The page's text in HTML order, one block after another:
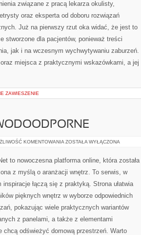
związane z pracą lekarza okulisty,
oraz eksperta od doboru rozwiązań
Już na pierwszy rzut oka widać, że jest to
stworzone dla pacjentów, ponieważ treści
jak i na wczesnym wychwytywaniu zaburzeń.
miejsca z praktycznymi wskazówkami, a jej
ZAWIESZENIE
KOMENTOWANIA PANELE
WODOODPORNE
ZOSTAŁA WYŁĄCZONA
to nowoczesna platforma online, która została
z myślą o aranżacji wnętrz. To serwis, w
inspiracje łączą się z praktyką. Strona ułatwia
pięknych wnętrz w wyborze odpowiednich
pokazując wiele praktycznych wariantów
z panelami, a także z elementami
odświeżyć domową przestrzeń. Warto